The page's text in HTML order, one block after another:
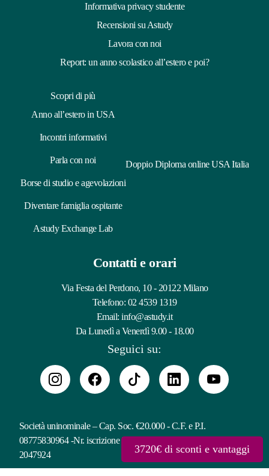
Informativa privacy studente
Recensioni su Astudy
Lavora con noi
Report: un anno scolastico all’estero e poi?
Scopri di più
Anno all’estero in USA
Incontri informativi
Parla con noi
Borse di studio e agevolazioni
Diventare famiglia ospitante
Astudy Exchange Lab
Doppio Diploma online USA Italia
Contatti e orari
Via Festa del Perdono, 10 - 20122 Milano
Telefono: 02 4539 1319
Email:info@astudy.it
Da Lunedì a Venerdì 9.00 - 18.00
Seguici su:
Società uninominale – Cap. Soc. €20.000 - C.F. e P.I.
08775830964 -Nr. iscrizione Registro Imprese – REA: MI-
2047924
3720€ di sconti e vantaggi